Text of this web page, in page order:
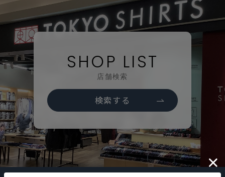
SHOP LIST
店舗検索
検索する